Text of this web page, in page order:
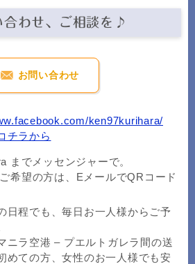
合わせ、ご相談を♪
お問い合わせ
ken97kurihara/
チラから
までメッセンジャーで。
希望の方は、EメールでQRコード
日程でも、毎日お一人様からご予
ニラ空港 – プエルトガレラ間の送
めての方、女性のお一人様でも安